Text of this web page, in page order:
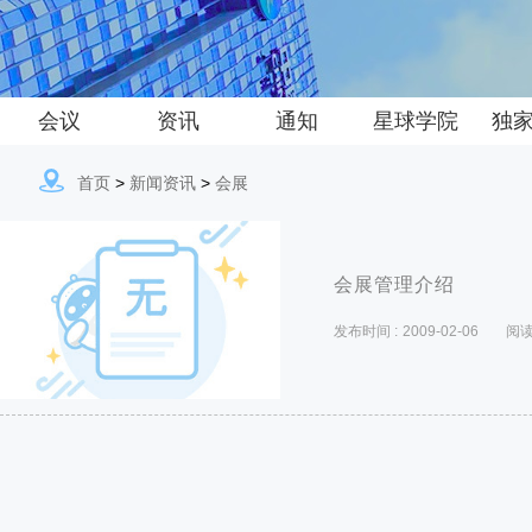
会议 资讯 通知 星球学院 独
首页 > 新闻资讯 > 会展
会展管理介绍
发布时间 : 2009-02-06 阅